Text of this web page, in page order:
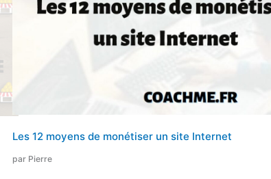
Les 12 moyens de monétiser un site Internet
par Pierre